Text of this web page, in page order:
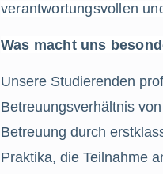
verantwortungsvollen
Was macht uns
Unsere Studierenden
Betreuungsverhältnis
Betreuung durch
Praktika, die Teilnahme